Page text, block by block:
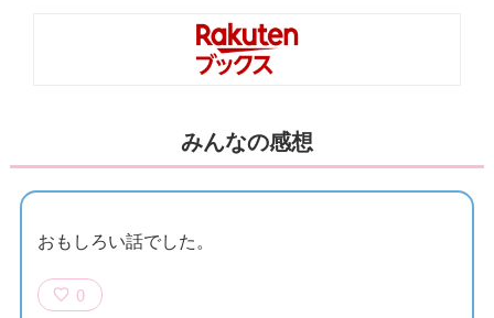
みんなの感想
おもしろい話でした。
0